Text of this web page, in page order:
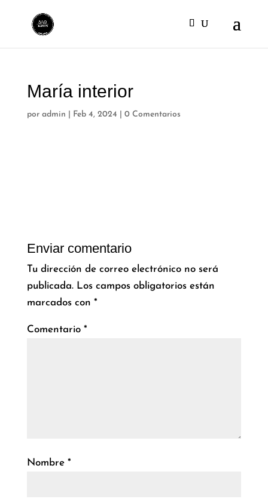
María interior
por admin Feb 4, 2024 0 Comentarios
Enviar comentario
Tu dirección de correo electrónico no será
publicada. Los campos obligatorios están
marcados con *
Comentario *
Nombre *